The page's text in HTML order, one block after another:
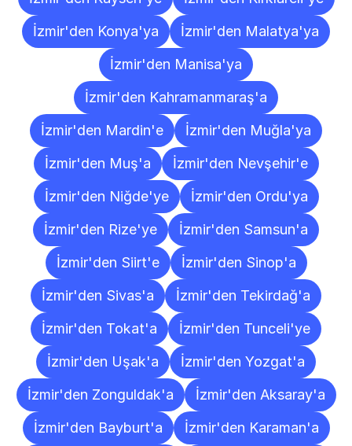
İzmir'den Konya'ya
İzmir'den Malatya'ya
İzmir'den Manisa'ya
İzmir'den Kahramanmaraş'a
İzmir'den Mardin'e
İzmir'den Muğla'ya
İzmir'den Muş'a
İzmir'den Nevşehir'e
İzmir'den Niğde'ye
İzmir'den Ordu'ya
İzmir'den Rize'ye
İzmir'den Samsun'a
İzmir'den Siirt'e
İzmir'den Sinop'a
İzmir'den Sivas'a
İzmir'den Tekirdağ'a
İzmir'den Tokat'a
İzmir'den Tunceli'ye
İzmir'den Uşak'a
İzmir'den Yozgat'a
İzmir'den Zonguldak'a
İzmir'den Aksaray'a
İzmir'den Bayburt'a
İzmir'den Karaman'a